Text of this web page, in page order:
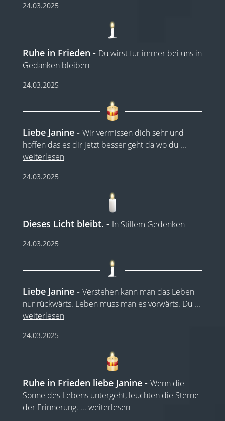
24.03.2025
Ruhe in Frieden
Du wirst für immer bei uns in
Gedanken bleiben
24.03.2025
Liebe Janine
Wir vermissen dich sehr und
hoffen das es dir jetzt besser geht da wo du ...
weiterlesen
24.03.2025
Dieses Licht bleibt. In Stillem Gedenken
24.03.2025
Liebe Janine
Verstehen kann man das Leben
nur rückwärts. Leben muss man es vorwärts. Du ...
weiterlesen
24.03.2025
Ruhe in Frieden liebe Janine
Wenn die
Sonne des Lebens untergeht, leuchten die Sterne
der Erinnerung. ... weiterlesen